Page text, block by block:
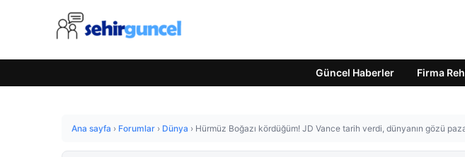
Güncel Haberler Firma
Ana sayfa › Forumlar › Dünya › Hürmüz Boğazı kördüğüm! JD Vance tarih verdi, dünyanın gözü